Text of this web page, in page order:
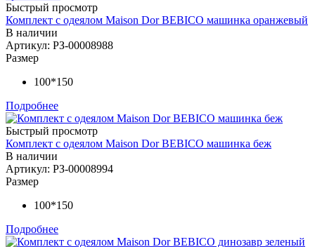
Быстрый просмотр
Комплект с одеялом Maison Dor BEBICO машинка оранжевый
В наличии
Артикул: РЗ-00008988
Размер
100*150
Подробнее
Быстрый просмотр
Комплект с одеялом Maison Dor BEBICO машинка беж
В наличии
Артикул: РЗ-00008994
Размер
100*150
Подробнее